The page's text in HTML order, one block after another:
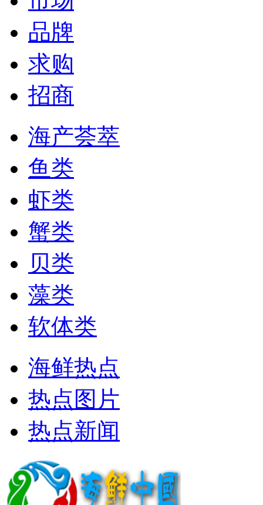
品牌
求购
招商
海产荟萃
鱼类
虾类
蟹类
贝类
藻类
软体类
海鲜热点
热点图片
热点新闻